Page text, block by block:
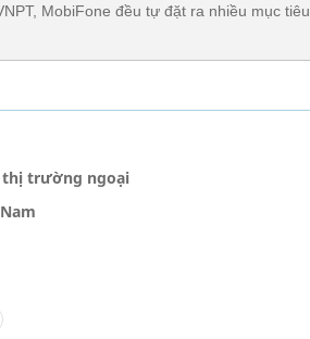
MobiFone đều tự đặt ra nhiều mục tiêu
thị trường ngoại